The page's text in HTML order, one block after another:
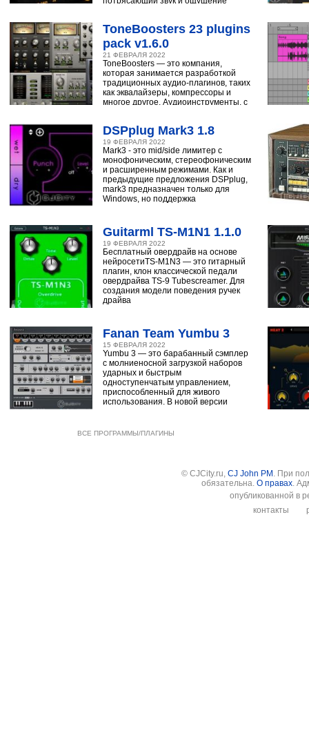
ToneBoosters 23 plugins
pack v1.6.0
21 ФЕВРАЛЯ 2022
ToneBoosters — это компания,
которая занимается разработкой
традиционных аудио-плагинов, таких
как эквалайзеры, компрессоры и
многое другое. Аудиоинструменты, с
DSPplug Mark3 1.8
19 ФЕВРАЛЯ 2022
Mark3 - это mid/side лимитер с
монофоническим, стереофоническим
и расширенным режимами. Как и
предыдущие предложения DSPplug,
mark3 предназначен только для
Windows, но поддержка
Guitarml TS-M1N1 1.1.0
19 ФЕВРАЛЯ 2022
Бесплатный овердрайв на основе
нейросетиTS-M1N3 — это гитарный
плагин, клон классической педали
овердрайва TS-9 Tubescreamer. Для
создания модели поведения ручек
драйва
Fanan Team Yumbu 3
15 ФЕВРАЛЯ 2022
Yumbu 3 — это барабанный сэмплер
с молниеносной загрузкой наборов
ударных и быстрым
одноступенчатым управлением,
приспособленный для живого
использования. В новой версии
ВСЕ ПРОГРАММЫ/ПЛАГИНЫ
© CJCity.ru, CJ John PM . При
обязательна. О правах.
опубликованной в
контакты